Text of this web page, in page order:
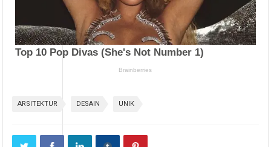
ARSITEKTUR DESAIN UNIK